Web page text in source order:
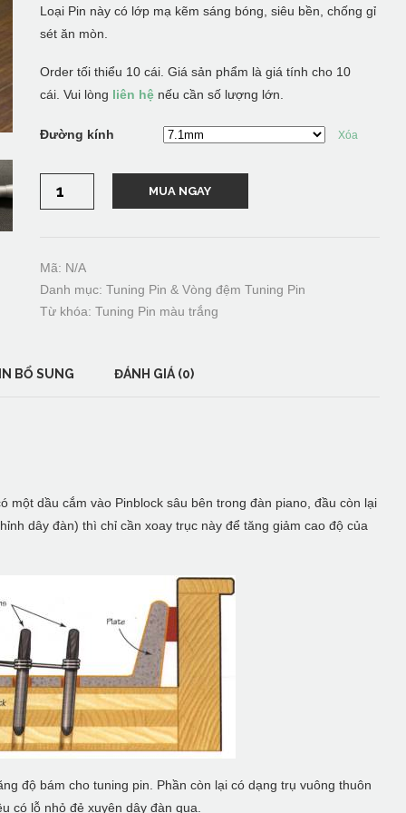
Loại Pin này có lớp mạ kẽm sáng bóng, siêu bền, chống gỉ
sét ăn mòn.
Order tối thiểu 10 cái. Giá sản phẩm là giá tính cho 10
cái. Vui lòng liên hệnếu cần số lượng lớn.
Đường kính Xóa
Pin/Trục
giữ
Màu
Trắng,
nhập
từ
lượng
MUA NGAY
Mã: N/A
Danh mục: Tuning Pin & Vòng đệm Tuning Pin
Từ khóa: Tuning Pin màu trắng
BỔ SUNG ĐÁNH GIÁ (0)
một dầu cắm vào Pinblock sâu bên trong đàn piano, đầu còn lại
dây đàn) thì chỉ cần xoay trục này để tăng giảm cao độ của
độ bám cho tuning pin. Phần còn lại có dạng trụ vuông thuôn
có lỗ nhỏ đẻ xuyên dây đàn qua.